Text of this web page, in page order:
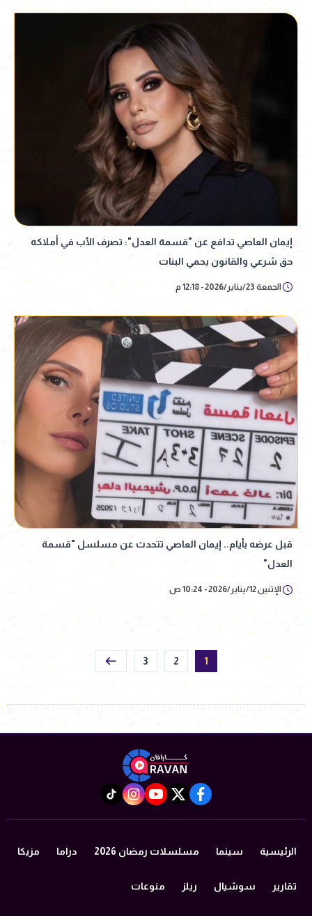
إيمان العاصي تدافع عن "قسمة العدل": تصرف الأب في أملاكه
حق شرعي والقانون يحمي البنات
الجمعة 23/يناير/2026 - 12:18 م
قبل عرضه بأيام.. إيمان العاصي تتحدث عن مسلسل "قسمة
العدل"
الإثنين 12/يناير/2026 - 10:24 ص
1
2
3
facebook
twitter
youtube
instagram
tiktok
الرئيسية سينما مسلسلات رمضان 2026 دراما مزيكا
تقارير سوشيال ريلز منوعات